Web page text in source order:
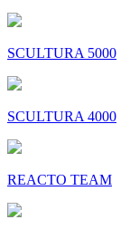
SCULTURA 5000
SCULTURA 4000
REACTO TEAM